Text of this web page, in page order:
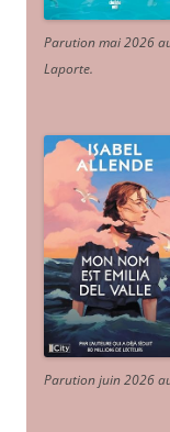
Parution mai 2026
Laporte.
Parution juin 2026